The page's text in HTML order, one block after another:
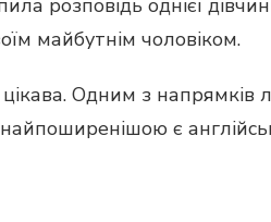
розповідь однієї
майбутнім чоловіком.
Одним з напрямків
є